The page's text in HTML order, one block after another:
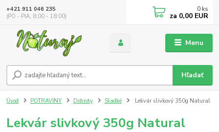
Menu
Hľadať
+421 911 046 235
(PO - PIA, 8:00 - 18:00)
0 ks
za 0,00 EUR
Úvod POTRAVINY Dobroty Sladké Lekvár slivkový 350g Natural
Lekvár slivkový 350g Natural